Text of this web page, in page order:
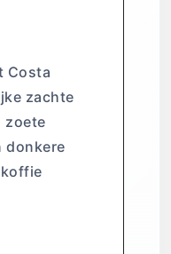
Costa
zachte
zoete
donkere